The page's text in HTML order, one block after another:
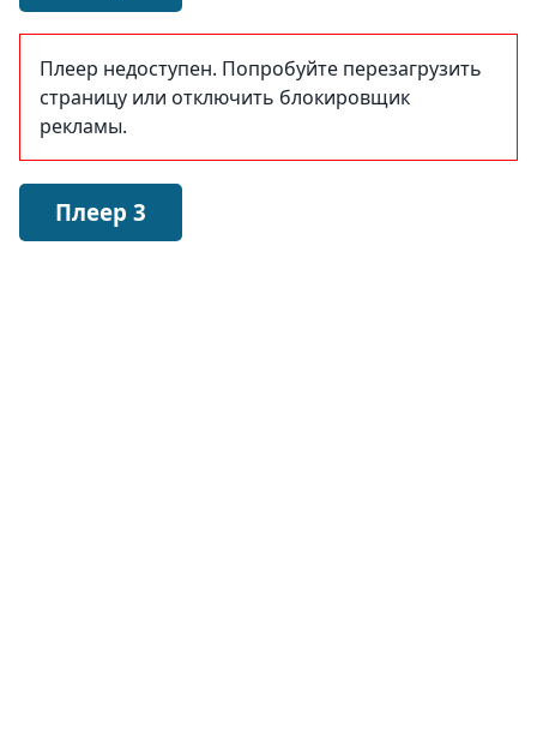
Плеер недоступен. Попробуйте перезагрузить
страницу или отключить блокировщик
рекламы.
Плеер 3